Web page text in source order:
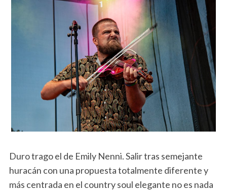
Duro trago el de Emily Nenni. Salir tras semejante
huracán con una propuesta totalmente diferente y
más centrada en el country soul elegante no es nada